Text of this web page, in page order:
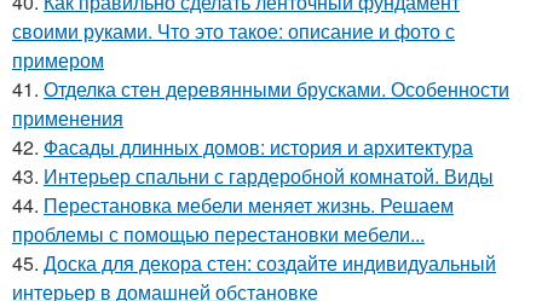
своими руками. Что это такое: описание и фото с
примером
41. Отделка стен деревянными брусками. Особенности
применения
42. Фасады длинных домов: история и архитектура
43. Интерьер спальни с гардеробной комнатой. Виды
44. Перестановка мебели меняет жизнь. Решаем
проблемы с помощью перестановки мебели...
45. Доска для декора стен: создайте индивидуальный
интерьер в домашней обстановке